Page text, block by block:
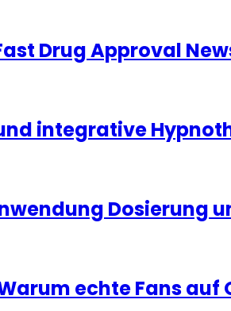
Drug Approval
integrative
Dosierung
echte Fans auf